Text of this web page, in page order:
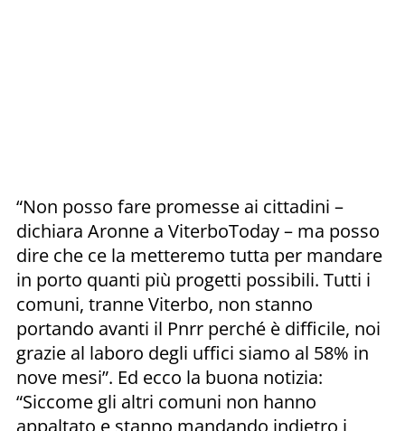
“Non posso fare promesse ai cittadini –
dichiara Aronne a ViterboToday – ma posso
dire che ce la metteremo tutta per mandare
in porto quanti più progetti possibili. Tutti i
comuni, tranne Viterbo, non stanno
portando avanti il Pnrr perché è difficile, noi
grazie al laboro degli uffici siamo al 58% in
nove mesi”. Ed ecco la buona notizia:
“Siccome gli altri comuni non hanno
appaltato e stanno mandando indietro i